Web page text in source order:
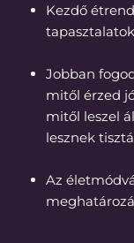
Kezdő
Jobban
mitől érzed
mitől leszel
lesznek
Az